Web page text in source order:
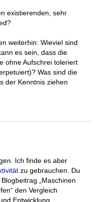
existierenden, sehr
weiterhin: Wieviel sind
es sein, dass die
ohne Aufschrei toleriert
Was sind die
der Kenntnis ziehen
Ich finde es aber
zu gebrauchen. Du
„Maschinen
den Vergleich
Entwicklung.